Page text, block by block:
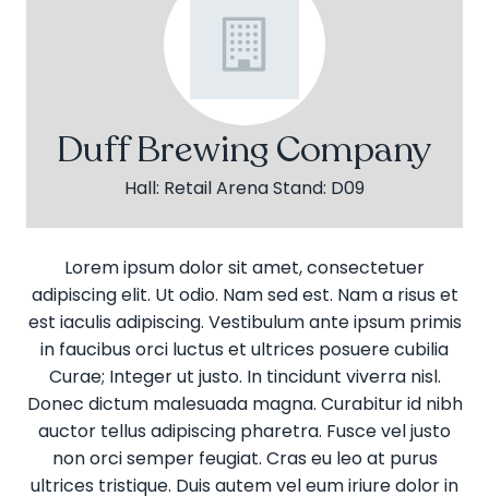
Duff Brewing Company
Hall: Retail Arena Stand: D09
Lorem ipsum dolor sit amet, consectetuer
adipiscing elit. Ut odio. Nam sed est. Nam a risus et
est iaculis adipiscing. Vestibulum ante ipsum primis
in faucibus orci luctus et ultrices posuere cubilia
Curae; Integer ut justo. In tincidunt viverra nisl.
Donec dictum malesuada magna. Curabitur id nibh
auctor tellus adipiscing pharetra. Fusce vel justo
non orci semper feugiat. Cras eu leo at purus
ultrices tristique. Duis autem vel eum iriure dolor in